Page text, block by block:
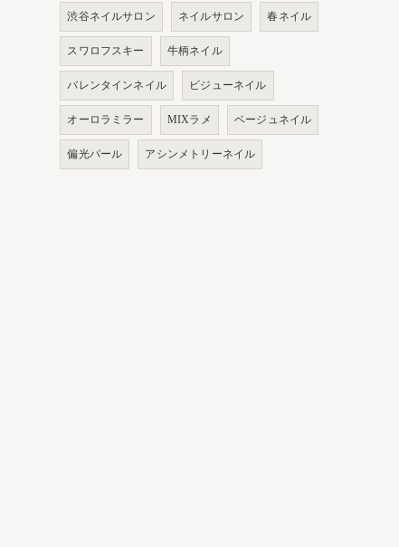
渋谷ネイルサロン ネイルサロン 春ネイル
スワロフスキー 牛柄ネイル
バレンタインネイル ビジューネイル
オーロラミラー MIXラメ ベージュネイル
偏光パール アシンメトリーネイル